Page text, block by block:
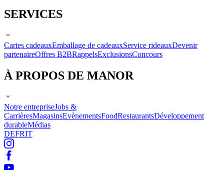
SERVICES
Cartes cadeauxEmballage de cadeauxService rideauxDevenir
partenaireOffres B2BRappelsExclusionsConcours
À PROPOS DE MANOR
Notre entrepriseJobs &
CarrièresMagasinsEvènementsFoodRestaurantsDéveloppement
durableMédias
DEFRIT